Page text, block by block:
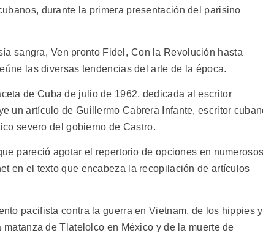
durante la primera presentación del parisino
sangra, Ven pronto Fidel, Con la Revolución hasta
las diversas tendencias del arte de la época.
de Cuba de julio de 1962, dedicada al escritor
un artículo de Guillermo Cabrera Infante, escritor
severo del gobierno de Castro.
pareció agotar el repertorio de opciones en
en el texto que encabeza la recopilación de artículos
pacifista contra la guerra en Vietnam, de los hippies y
de Tlatelolco en México y de la muerte de